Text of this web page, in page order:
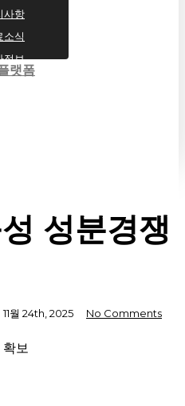
사항
소식
정보
랫폼
성분경쟁
11월 24th, 2025 No Comments
보